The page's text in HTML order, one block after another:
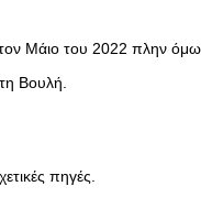
Μάιο του 2022 πλην
Βουλή.
πηγές.